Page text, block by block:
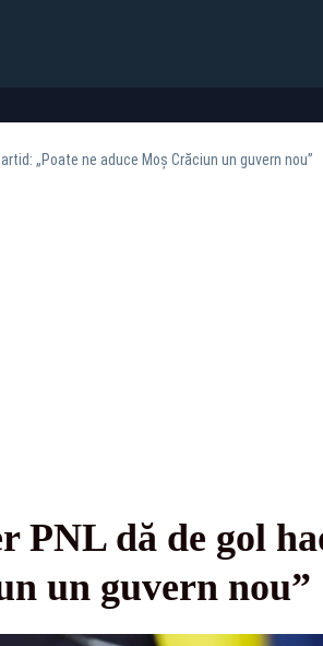
„Poate ne aduce Moș Crăciun un guvern nou”
PNL dă de gol
un guvern nou”